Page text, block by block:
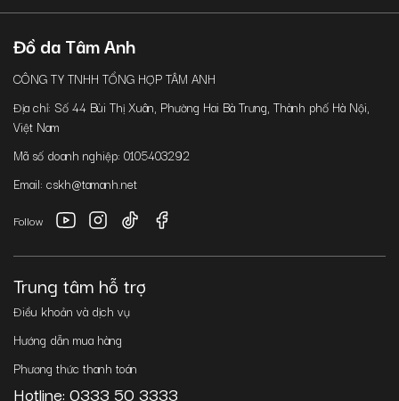
Đồ da Tâm Anh
CÔNG TY TNHH TỔNG HỢP TÂM ANH
Địa chỉ: Số 44 Bùi Thị Xuân, Phường Hai Bà Trưng, Thành phố Hà Nội,
Việt Nam
Mã số doanh nghiệp: 0105403292
Email: cskh@tamanh.net
Follow
Trung tâm hỗ trợ
Điều khoản và dịch vụ
Hướng dẫn mua hàng
Phương thức thanh toán
Hotline: 0333 50 3333